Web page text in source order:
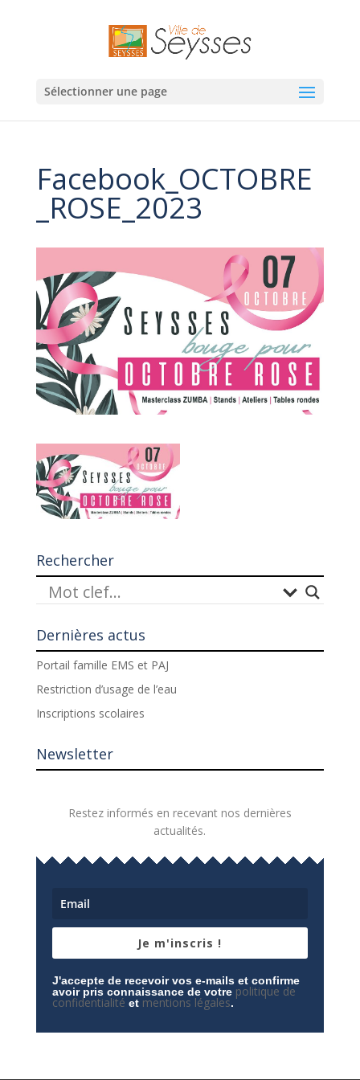
Sélectionner une page
Facebook_OCTOBRE
_ROSE_2023
Rechercher
Dernières actus
Portail famille EMS et PAJ
Restriction d’usage de l’eau
Inscriptions scolaires
Newsletter
Restez informés en recevant nos dernières
actualités.
Je m'inscris !
J'accepte de recevoir vos e-mails et confirme
avoir pris connaissance de votre politique de
confidentialité et mentions légales.